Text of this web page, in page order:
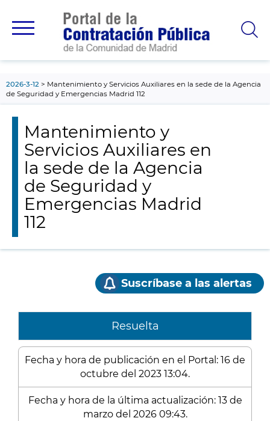
principal
2026-3-12
Mantenimiento y Servicios Auxiliares en la sede de la Agencia
de Seguridad y Emergencias Madrid 112
Mantenimiento y
Servicios Auxiliares en
la sede de la Agencia
de Seguridad y
Emergencias Madrid
112
Suscríbase a las alertas
Resuelta
Fecha y hora de publicación en el Portal: 16 de
octubre del 2023 13:04.
Fecha y hora de la última actualización: 13 de
marzo del 2026 09:43.